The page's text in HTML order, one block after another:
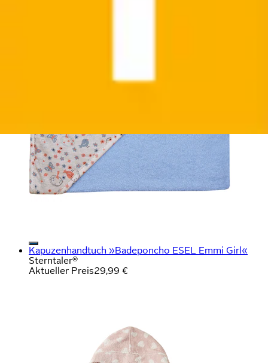
Kapuzenhandtuch »Badeponcho ESEL Emmi Girl«
Sterntaler®
Aktueller Preis29,99 €